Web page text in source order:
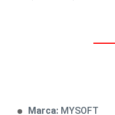
Marca: MYSOFT